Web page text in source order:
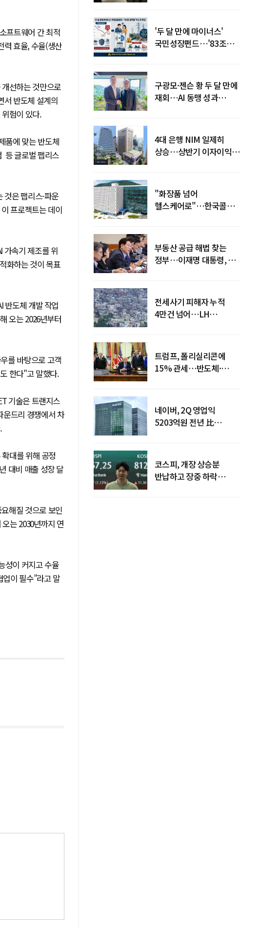
프트웨어 간 최적
력 효율, 수율(생산
선하는 것만으로
서 반도체 설계의
험이 있다.
품에 맞는 반도체
등 글로벌 팹리스
것은 팹리스-파운
프로젝트는 데이
가속기 제조를 위
화하는 것이 목표
반도체 개발 작업
오는 2026년부터
를 바탕으로 고객
한다"고 말했다.
기술은 트랜지스
운드리 경쟁에서 차
대를 위해 공정
대비 매출 성장 달
해질 것으로 보인
는 2030년까지 연
성이 커지고 수율
이 필수”라고 말
'두 달 만에 마이너스'
국민성장펀드…'83조
구광모·젠슨 황 두 달 만에
재회…AI 동맹 성과
4대 은행 NIM 일제히
상승…상반기 이자이익
"화장품 넘어
헬스케어로"…한국콜마,
부동산 공급 해법 찾는
정부…이재명 대통령, 2차
전세사기 피해자 누적
4만건 넘어…LH
트럼프, 폴리실리콘에
15% 관세…반도체·
네이버, 2Q 영업익
5203억원 전년 比
코스피, 개장 상승분
반납하고 장중 하락